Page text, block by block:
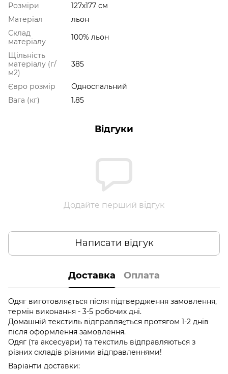
Розміри
127x177 см
Матеріал
льон
Склад
матеріалу
100% льон
Щільність
матеріалу (г/
м2)
385
Євро розмір
Односпальний
Вага (кг)
1.85
Відгуки
Додайте перший відгук
Написати відгук
Доставка Оплата
Одяг виготовляється після підтвердження замовлення,
термін виконання - 3-5 робочих дні.
Домашній текстиль відправляється протягом 1-2 днів
після оформлення замовлення.
Одяг (та аксесуари) та текстиль відправляються з
різних складів різними відправленнями!
Варіанти доставки: